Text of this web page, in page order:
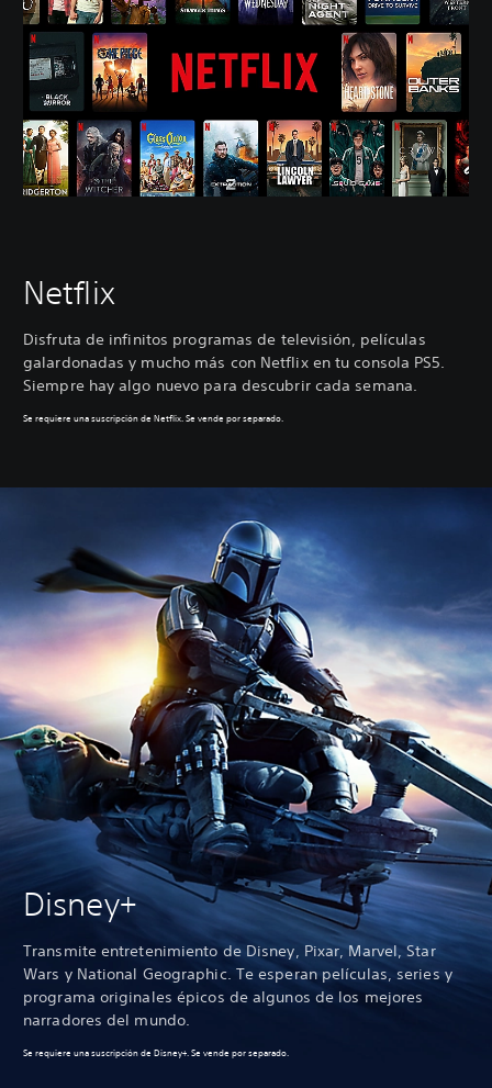
Netflix
Disfruta de infinitos programas de televisión, películas
galardonadas y mucho más con Netflix en tu consola PS5.
Siempre hay algo nuevo para descubrir cada semana.
Se requiere una suscripción de Netflix. Se vende por separado.
Disney+
Transmite entretenimiento de Disney, Pixar, Marvel, Star
Wars y National Geographic. Te esperan películas, series y
programa originales épicos de algunos de los mejores
narradores del mundo.
Se requiere una suscripción de Disney+. Se vende por separado.